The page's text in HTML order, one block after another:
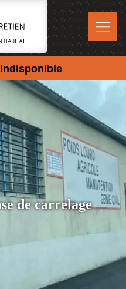
indisponible
de carrelage